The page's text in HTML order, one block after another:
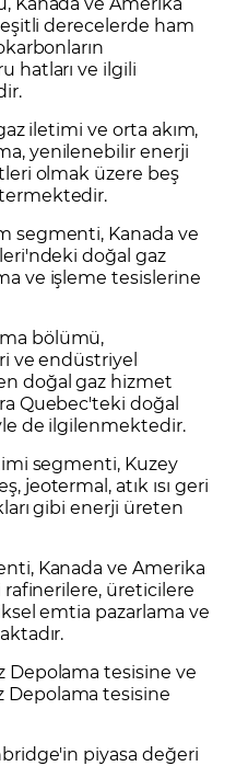
derecelerde ham
hatları ve ilgili
iletimi ve orta akım,
yenilenebilir enerji
olmak üzere beş
segmenti, Kanada ve
doğal gaz
ve işleme tesislerine
bölümü,
ve endüstriyel
doğal gaz hizmet
Quebec'teki doğal
de ilgilenmektedir.
segmenti, Kuzey
jeotermal, atık ısı geri
gibi enerji üreten
Kanada ve Amerika
üreticilere
emtia pazarlama ve
Depolama tesisine ve
Depolama tesisine
piyasa değeri